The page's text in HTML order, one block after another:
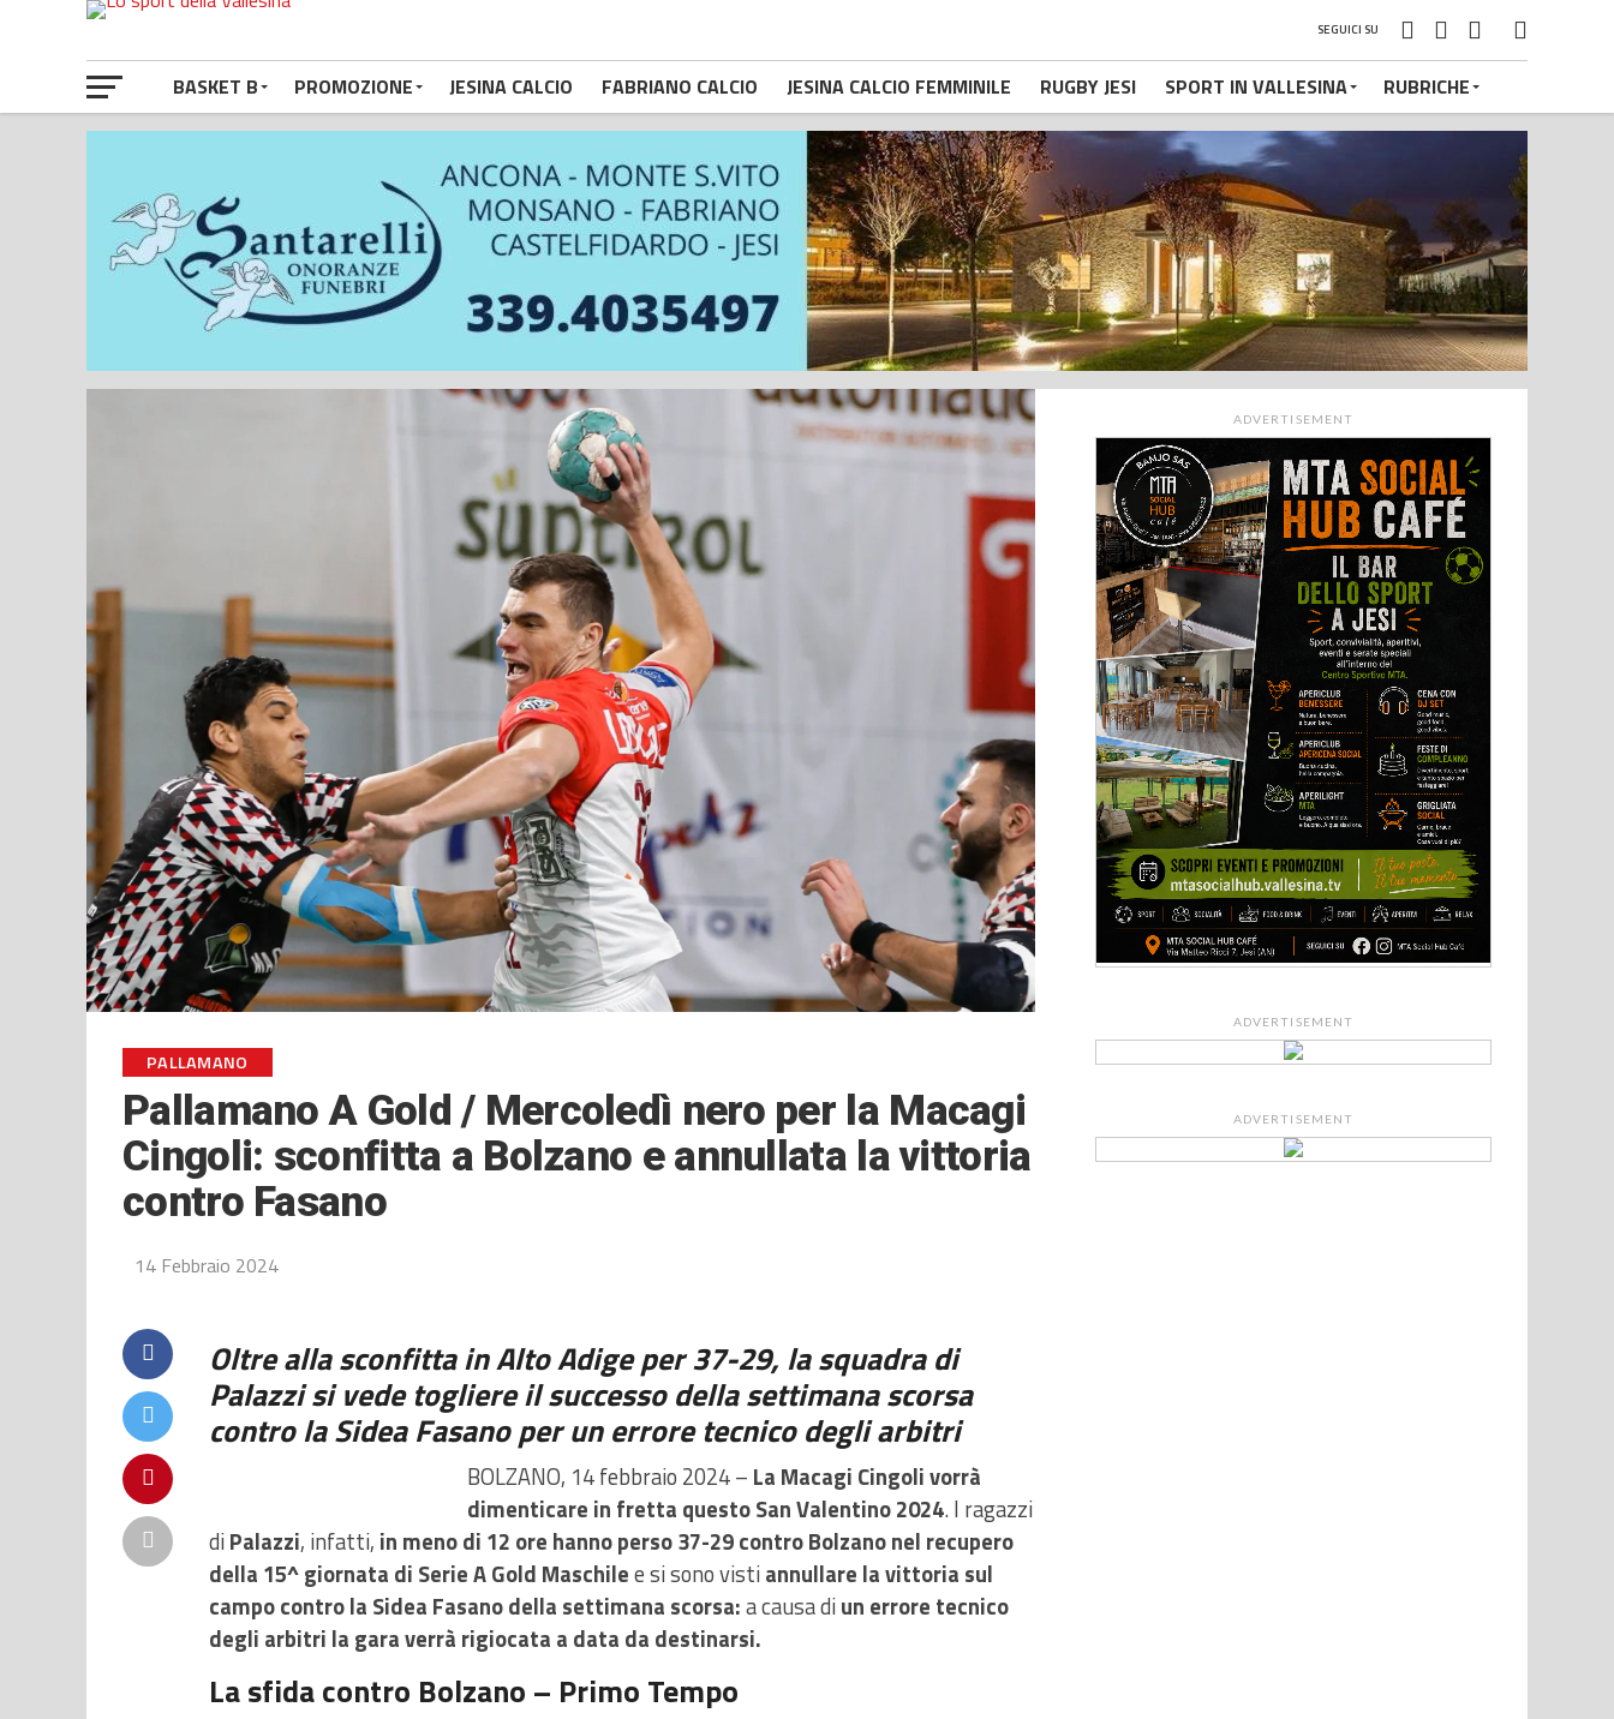
SEGUICI SU
BASKET B PROMOZIONE JESINA CALCIO FABRIANO CALCIO JESINA CALCIO FEMMINILE RUGBY JESI SPORT IN VALLESINA RUBRICHE
PALLAMANO
Pallamano A Gold / Mercoledì nero per la Macagi
Cingoli: sconfitta a Bolzano e annullata la vittoria
contro Fasano
14 Febbraio 2024
Oltre alla sconfitta in Alto Adige per 37-29, la squadra di
Palazzi si vede togliere il successo della settimana scorsa
contro la Sidea Fasano per un errore tecnico degli arbitri
BOLZANO, 14 febbraio 2024 – La Macagi Cingoli vorrà
dimenticare in fretta questo San Valentino 2024. I ragazzi
diPalazzi, infatti, in meno di 12 ore hanno perso 37-29 contro Bolzano nel recupero
della 15^ giornata di Serie A Gold Maschilee si sono vistiannullare la vittoria sul
campo contro la Sidea Fasano della settimana scorsa:a causa diun errore tecnico
degli arbitri la gara verrà rigiocata a data da destinarsi.
La sfida contro Bolzano – Primo Tempo
ADVERTISEMENT
ADVERTISEMENT
ADVERTISEMENT